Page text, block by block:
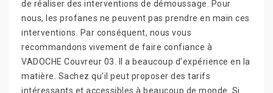
de réaliser des interventions de démoussage. Pour
nous, les profanes ne peuvent pas prendre en main ces
interventions. Par conséquent, nous vous
recommandons vivement de faire confiance à
VADOCHE Couvreur 03. Il a beaucoup d'expérience en la
matière. Sachez qu'il peut proposer des tarifs
intéressants et accessibles à beaucoup de monde. Si